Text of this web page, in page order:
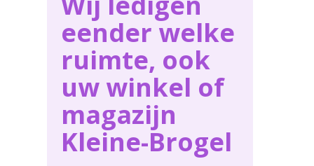
eender welke
ruimte, ook
uw winkel of
magazijn
Kleine-Brogel